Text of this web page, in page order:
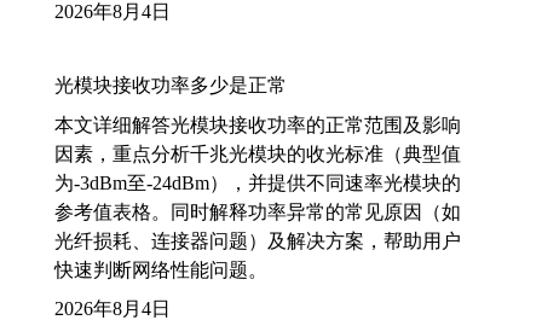
2026年8月4日
光模块接收功率多少是正常
本文详细解答光模块接收功率的正常范围及影响
因素，重点分析千兆光模块的收光标准（典型值
为-3dBm至-24dBm），并提供不同速率光模块的
参考值表格。同时解释功率异常的常见原因（如
光纤损耗、连接器问题）及解决方案，帮助用户
快速判断网络性能问题。
2026年8月4日